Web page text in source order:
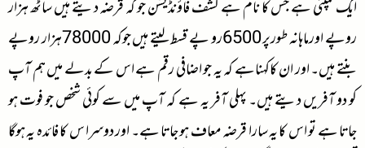
ایک کمپنی ہے جس کا نام ہے کشف فاؤنڈیشن جو کہ قرضہ دیتے ہیں ساٹھ ہزار
روپے اورماہانہ طورپر 6500رو پے قسط لیتے ہیں جوکہ 78000ہزار روپے
بنتے ہیں۔ اور ان کاکہناہے کہ یہ جو اضافی رقم ہے اس کے بدلے میں ہم آپ
کو دو آفریں دیتے ہیں۔ پہلی آفر یہ ہے کہ آپ میں سے کوئی شخص جو فوت ہو
جاتا ہے تو اس کا یہ سارا قرضہ معاف ہو جاتا ہے۔ اور دوسرا س کا فائدہ یہ ہوگا